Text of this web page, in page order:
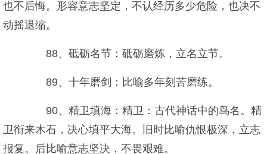
也不后悔。形容意志坚定，不认经历多少危险，也决不
动摇退缩。
88、砥砺名节：砥砺磨炼，立名立节。
89、十年磨剑：比喻多年刻苦磨练。
90、精卫填海：精卫：古代神话中的鸟名。精
卫衔来木石，决心填平大海。旧时比喻仇恨极深，立志
报复。后比喻意志坚决，不畏艰难。